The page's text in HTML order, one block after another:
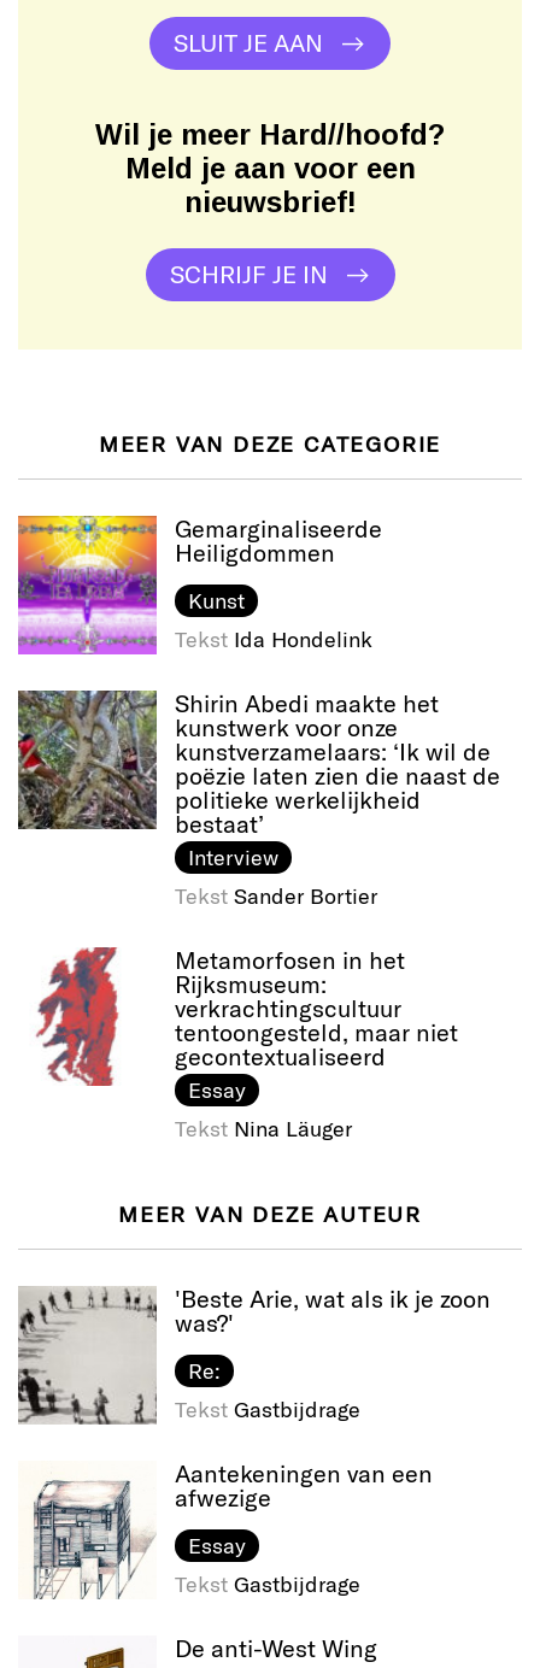
SLUIT JE AAN
Wil je meer Hard//hoofd?
Meld je aan voor een
nieuwsbrief!
SCHRIJF JE IN
MEER VAN DEZE CATEGORIE
Gemarginaliseerde
Heiligdommen
Kunst
Tekst Ida Hondelink
Shirin Abedi maakte het
kunstwerk voor onze
kunstverzamelaars: ‘Ik wil de
poëzie laten zien die naast de
politieke werkelijkheid
bestaat’
Interview
Tekst Sander Bortier
Metamorfosen in het
Rijksmuseum:
verkrachtingscultuur
tentoongesteld, maar niet
gecontextualiseerd
Essay
Tekst Nina Läuger
MEER VAN DEZE AUTEUR
'Beste Arie, wat als ik je zoon
was?'
Re:
Tekst Gastbijdrage
Aantekeningen van een
afwezige
Essay
Tekst Gastbijdrage
De anti-West Wing